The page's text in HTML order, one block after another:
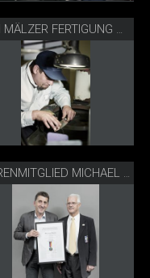
TIM MÄLZER FERTIGUNG SHUN PREMIER MESSER
EHRENMITGLIED MICHAEL BACH MIT PETER WALLISER VOM KOCHVERBAND